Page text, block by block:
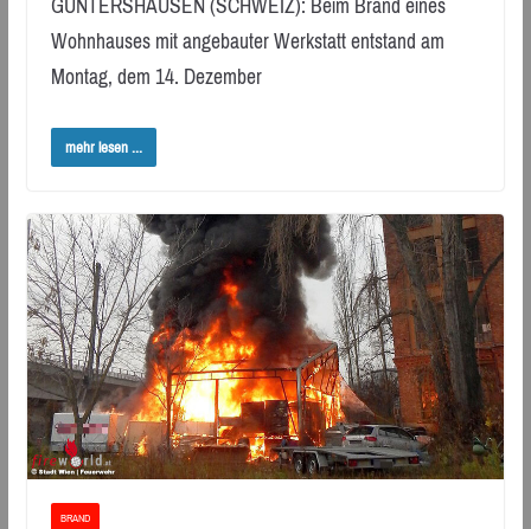
Wohnhauses mit angebauter Werkstatt entstand am
Montag, dem 14. Dezember
mehr lesen ...
BRAND